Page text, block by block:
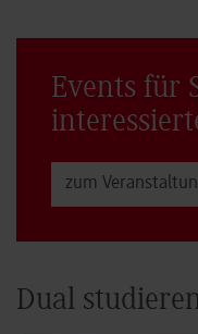
Events für
zum
Dual